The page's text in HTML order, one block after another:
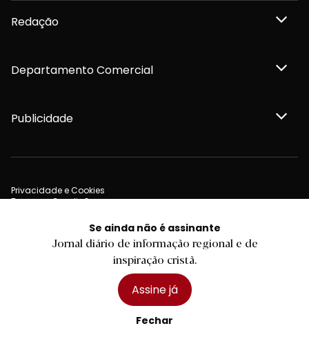
Se ainda não é assinante
Jornal diário de informação regional e de
inspiração cristã.
Assine já
Fechar
Redação
Departamento Comercial
Publicidade
Privacidade e Cookies
Termos e Condições
Política de Confidencialidade
for tomorrow byLKCOM
2026 Diário do Minho, Lda. © Todos os direitos reservados